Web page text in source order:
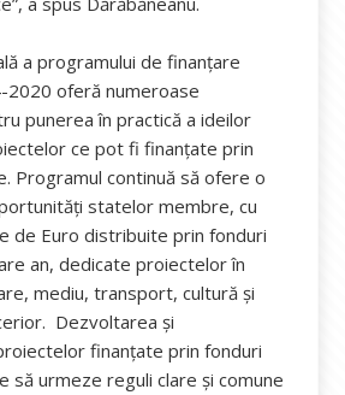
a programului de finanțare
2020 oferă numeroase
punerea în practică a ideilor
ce pot fi finanțate prin
Programul continuă să ofere o
statelor membre, cu
de Euro distribuite prin fonduri
an, dedicate proiectelor în
mediu, transport, cultură și
Dezvoltarea și
finanțate prin fonduri
să urmeze reguli clare și comune